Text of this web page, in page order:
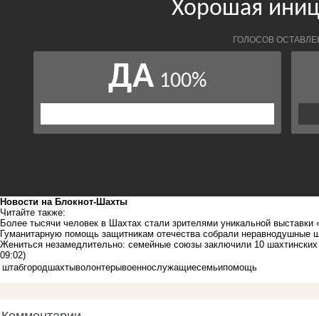
Новости на Блoкнoт-Шахты
Читайте также:
Более тысячи человек в Шахтах стали зрителями уникальной
Гуманитарную помощь защитникам отечества собрали неравнодушные
Жениться незамедлительно: семейные союзы заключили 10
09:02)
штабгородшахтыволонтерывоеннослужащиесемьипомощь